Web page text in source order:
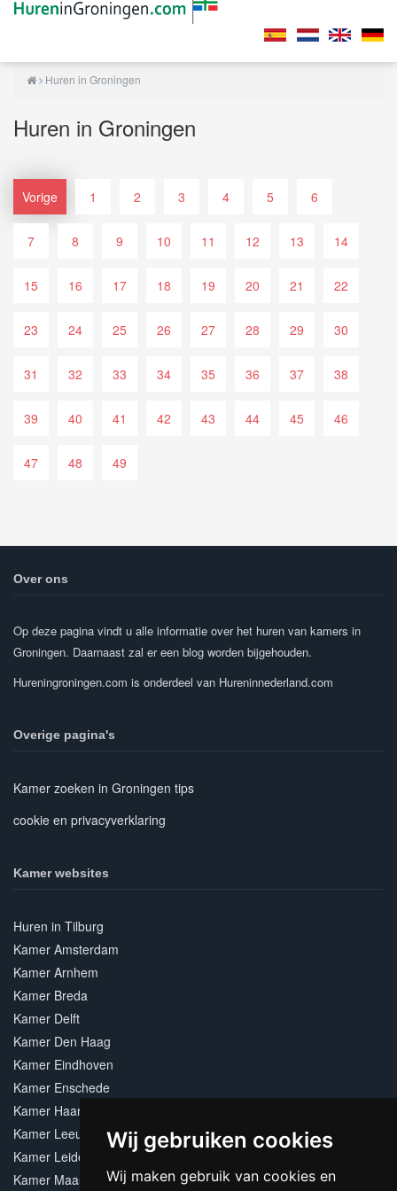
Wij gebruiken cookies
Wij maken gebruik van cookies en
Huren in Groningen
Huren in Groningen
Vorige 1 2 3 4 5 6
7 8 9 10 11 12 13 14
15 16 17 18 19 20 21 22
23 24 25 26 27 28 29 30
31 32 33 34 35 36 37 38
39 40 41 42 43 44 45 46
47 48 49
Over ons
Op deze pagina vindt u alle informatie over het huren van kamers in
Groningen. Daarnaast zal er een blog worden bijgehouden.
Hureningroningen.com is onderdeel van Hureninnederland.com
Overige pagina's
Kamer zoeken in Groningen tips
cookie en privacyverklaring
Kamer websites
Huren in Tilburg
Kamer Amsterdam
Kamer Arnhem
Kamer Breda
Kamer Delft
Kamer Den Haag
Kamer Eindhoven
Kamer Enschede
Kamer Haarlem
Kamer Leeuwarden
Kamer Leiden
Kamer Maastricht